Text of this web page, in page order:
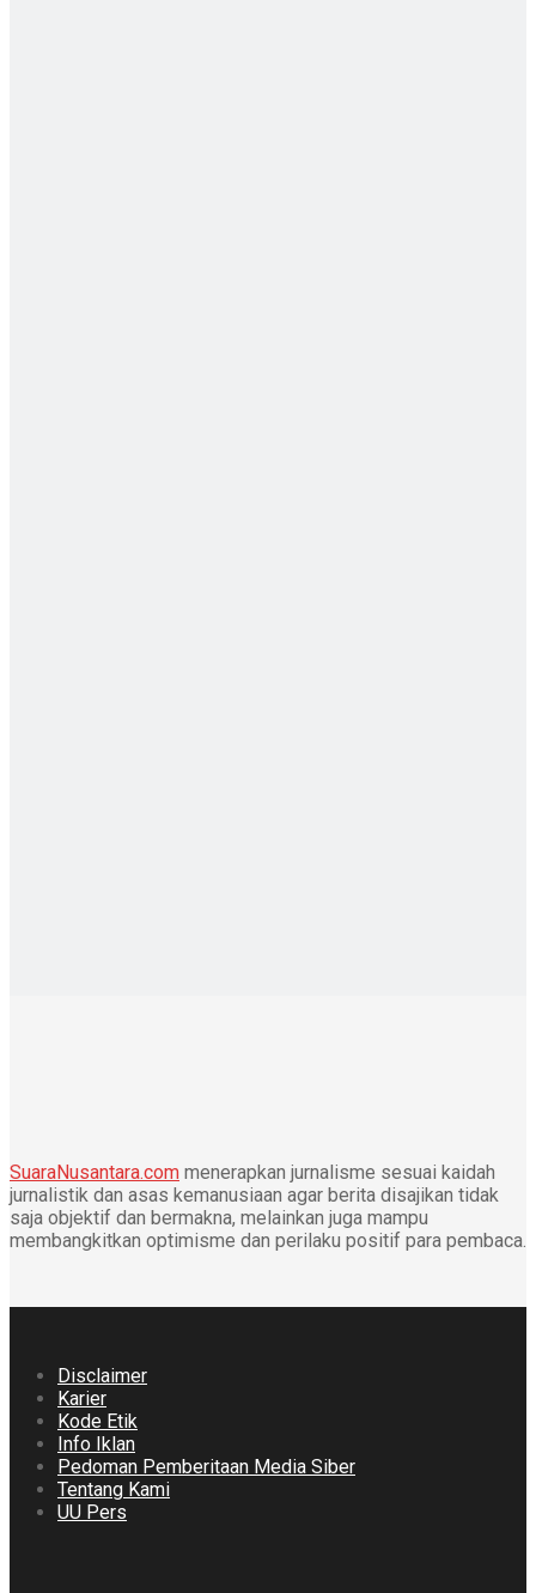
SuaraNusantara.com menerapkan jurnalisme sesuai kaidah
jurnalistik dan asas kemanusiaan agar berita disajikan tidak
saja objektif dan bermakna, melainkan juga mampu
membangkitkan optimisme dan perilaku positif para pembaca.
Disclaimer
Karier
Kode Etik
Info Iklan
Pedoman Pemberitaan Media Siber
Tentang Kami
UU Pers